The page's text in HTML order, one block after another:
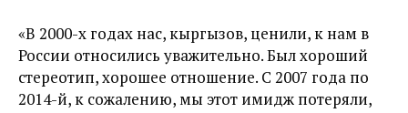
«В 2000-х годах нас, кыргызов, ценили, к нам в
России относились уважительно. Был хороший
стереотип, хорошее отношение. С 2007 года по
2014-й, к сожалению, мы этот имидж потеряли,